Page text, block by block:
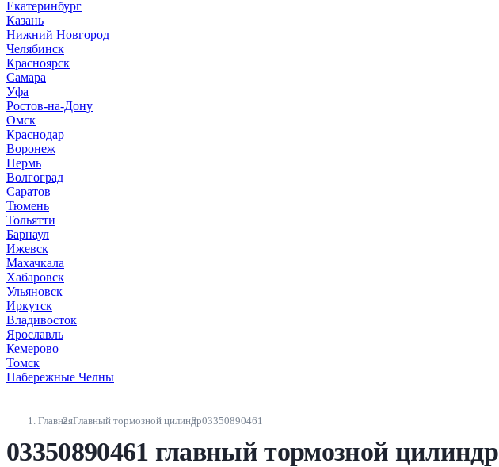
топливная система
тормозная система
трансмиссия
Екатеринбург
Казань
Нижний Новгород
Челябинск
Красноярск
Самара
Уфа
Ростов-на-Дону
Омск
Краснодар
Воронеж
Пермь
Волгоград
Саратов
Тюмень
Тольятти
Барнаул
Ижевск
Махачкала
Хабаровск
Ульяновск
Иркутск
Владивосток
Ярославль
Кемерово
Томск
Набережные Челны
ГлавнаяГлавный тормозной цилиндр03350890461
03350890461 главный тормозной цилиндр